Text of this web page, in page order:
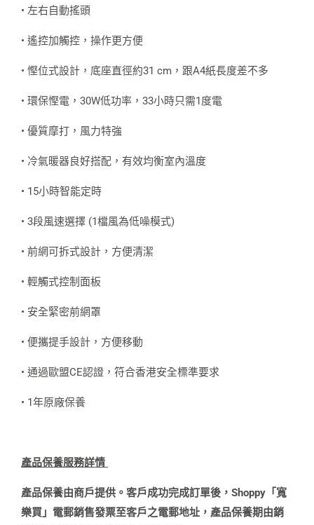
• 左右自動搖頭
• 遙控加觸控，操作更方便
• 慳位式設計，底座直徑約31 cm，跟A4紙長度差不多
• 環保慳電，30W低功率，33小時只需1度電
• 優質摩打，風力特強
• 冷氣暖器良好搭配，有效均衡室內溫度
• 15小時智能定時
• 3段風速選擇 (1檔風為低噪模式)
• 前網可拆式設計，方便清潔
• 輕觸式控制面板
• 安全緊密前網罩
• 便攜提手設計，方便移動
• 通過歐盟CE認證，符合香港安全標準要求
• 1年原廠保養
產品保養服務詳情
產品保養由商戶提供。客戶成功完成訂單後，Shoppy「寬
樂買」電郵銷售發票至客戶之電郵地址，產品保養期由銷